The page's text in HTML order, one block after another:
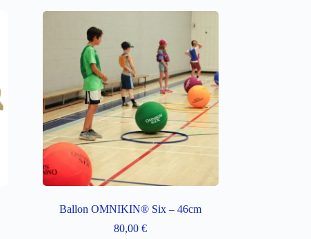
Ballon OMNIKIN® Six – 46cm
80,00€